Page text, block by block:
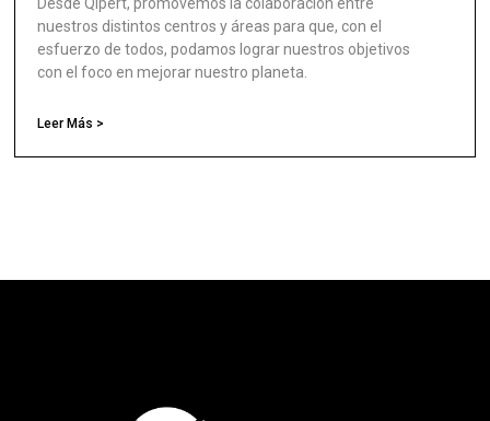
nuestros distintos centros y áreas para que, con el
esfuerzo de todos, podamos lograr nuestros objetivos
con el foco en mejorar nuestro planeta.
Leer Más >